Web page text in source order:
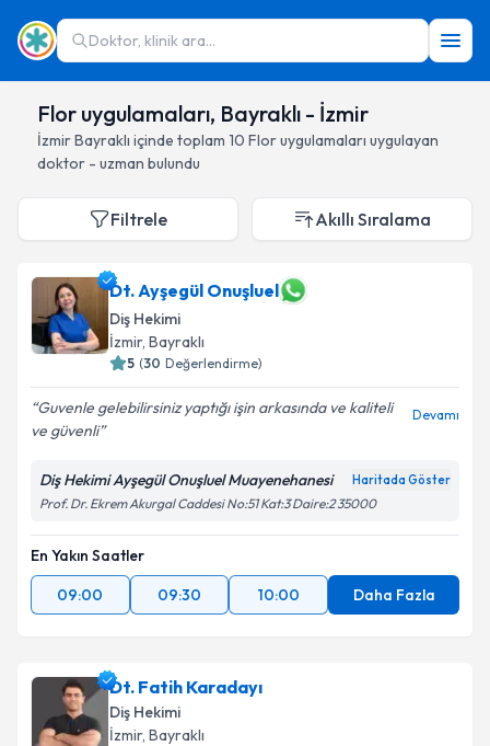
Doktor, klinik ara...
Flor uygulamaları, Bayraklı - İzmir
İzmirBayraklı içinde toplam 10 Flor uygulamaları uygulayan
doktor - uzman bulundu
Filtrele Akıllı Sıralama
Dt. Ayşegül Onuşluel
Diş Hekimi
İzmir, Bayraklı
5 (30 Değerlendirme)
Guvenle gelebilirsiniz yaptığı işin arkasında ve kaliteli
ve güvenli
Devamı
Diş Hekimi Ayşegül Onuşluel Muayenehanesi Haritada Göster
Prof. Dr. Ekrem Akurgal Caddesi No:51 Kat:3 Daire:2 35000
En Yakın Saatler
09:00
09:30 10:00 Daha Fazla
Dt. Fatih Karadayı
Diş Hekimi
İzmir, Bayraklı